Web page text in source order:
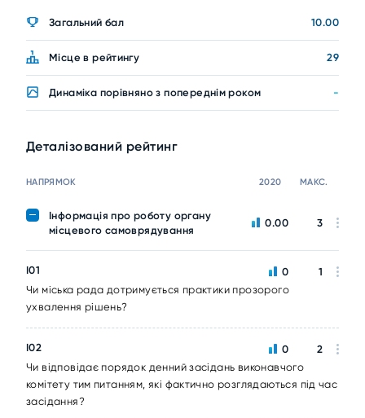
Загальний бал 10.00
Місце в рейтингу 29
Динаміка порівняно з попереднім роком -
Деталізований рейтинг
НАПРЯМОК 2020 МАКС.
Інформація про роботу органу
місцевого самоврядування
0.00 3
I01
Чи міська рада дотримується практики прозорого
ухвалення рішень?
0 1
I02
Чи відповідає порядок денний засідань виконавчого
комітету тим питанням, які фактично розглядаються під час
засідання?
0 2